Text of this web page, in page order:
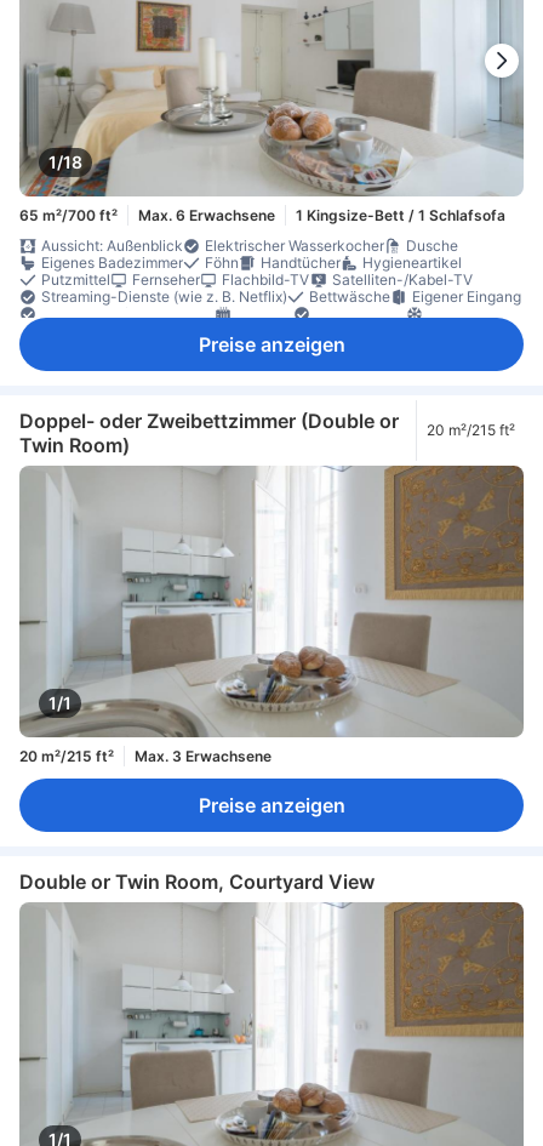
1/18
65 m²/700 ft² Max. 6 Erwachsene
1 Kingsize-Bett / 1 Schlafsofa
Aussicht: Außenblick
Elektrischer Wasserkocher
Dusche
Eigenes Badezimmer
Föhn Handtücher
Hygieneartikel
Putzmittel
Fernseher Flachbild-TV
Satelliten-/Kabel-TV
Streaming-Dienste (wie z. B. Netflix)
Bettwäsche
Eigener Eingang
Händedesinfektionsmittel
Heizung Hypoallergen
Klimaanlage
Wecker Esstisch
Essbereich (separat)
Parkettboden
Schreibtisch Sitzecke
Sofa
XL-Betten (länger als 2 Meter)
Zimmer mit Verbindungstür verfügbar
Ankleidezimmer
Wäscheständer
Waschmaschine
Babybett (auf Anfrage)
Individuelle Klimaanlage
Rauchmelder
Preise anzeigen
Doppel- oder Zweibettzimmer (Double or
Twin Room)
20 m²/215 ft²
1/1
20 m²/215 ft² Max. 3 Erwachsene
Preise anzeigen
Double or Twin Room, Courtyard View
1/1